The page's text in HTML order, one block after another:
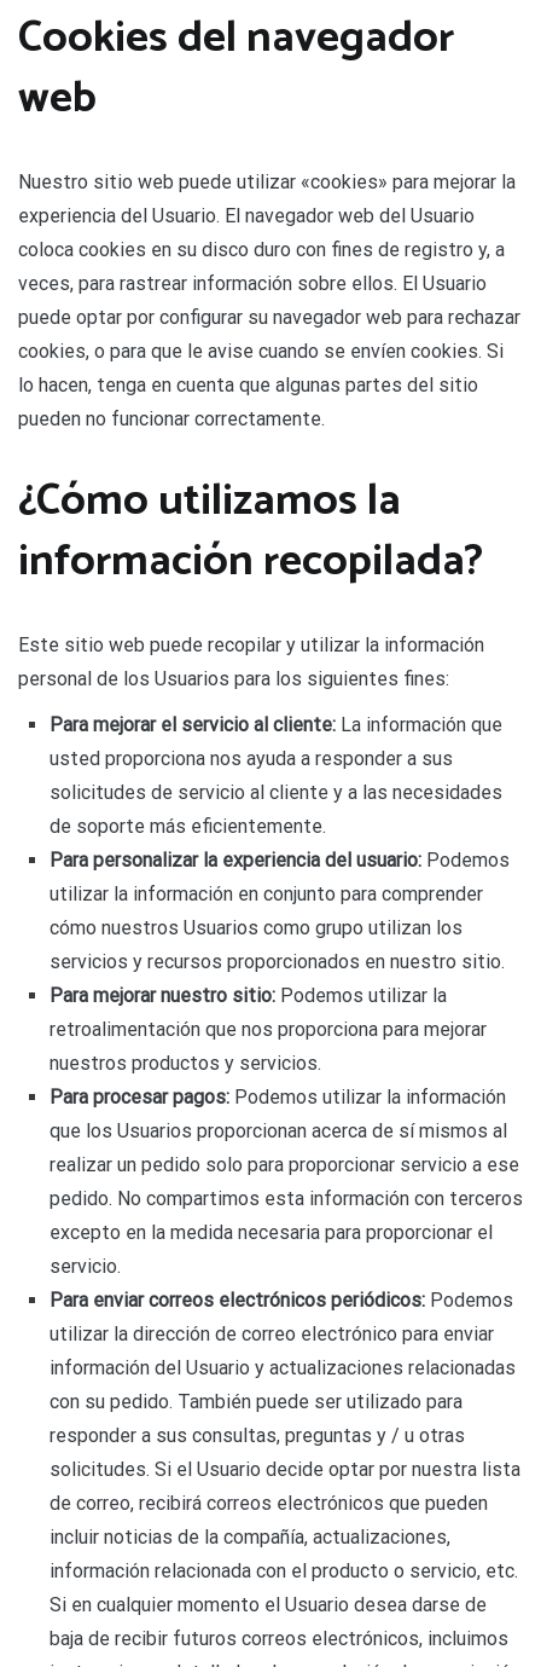
Cookies del navegador
web
Nuestro sitio web puede utilizar «cookies» para mejorar la
experiencia del Usuario. El navegador web del Usuario
coloca cookies en su disco duro con fines de registro y, a
veces, para rastrear información sobre ellos. El Usuario
puede optar por configurar su navegador web para rechazar
cookies, o para que le avise cuando se envíen cookies. Si
lo hacen, tenga en cuenta que algunas partes del sitio
pueden no funcionar correctamente.
¿Cómo utilizamos la
información recopilada?
Este sitio web puede recopilar y utilizar la información
personal de los Usuarios para los siguientes fines:
Para mejorar el servicio al cliente:La información que
usted proporciona nos ayuda a responder a sus
solicitudes de servicio al cliente y a las necesidades
de soporte más eficientemente.
Para personalizar la experiencia del usuario:Podemos
utilizar la información en conjunto para comprender
cómo nuestros Usuarios como grupo utilizan los
servicios y recursos proporcionados en nuestro sitio.
Para mejorar nuestro sitio:Podemos utilizar la
retroalimentación que nos proporciona para mejorar
nuestros productos y servicios.
Para procesar pagos:Podemos utilizar la información
que los Usuarios proporcionan acerca de sí mismos al
realizar un pedido solo para proporcionar servicio a ese
pedido. No compartimos esta información con terceros
excepto en la medida necesaria para proporcionar el
servicio.
Para enviar correos electrónicos periódicos:Podemos
utilizar la dirección de correo electrónico para enviar
información del Usuario y actualizaciones relacionadas
con su pedido. También puede ser utilizado para
responder a sus consultas, preguntas y / u otras
solicitudes. Si el Usuario decide optar por nuestra lista
de correo, recibirá correos electrónicos que pueden
incluir noticias de la compañía, actualizaciones,
información relacionada con el producto o servicio, etc.
Si en cualquier momento el Usuario desea darse de
baja de recibir futuros correos electrónicos, incluimos